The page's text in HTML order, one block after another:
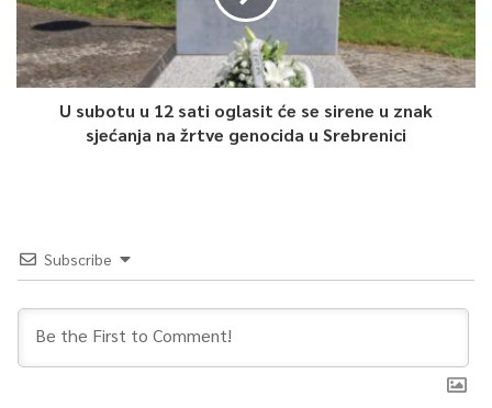
U subotu u 12 sati oglasit će se sirene u znak
sjećanja na žrtve genocida u Srebrenici
Subscribe